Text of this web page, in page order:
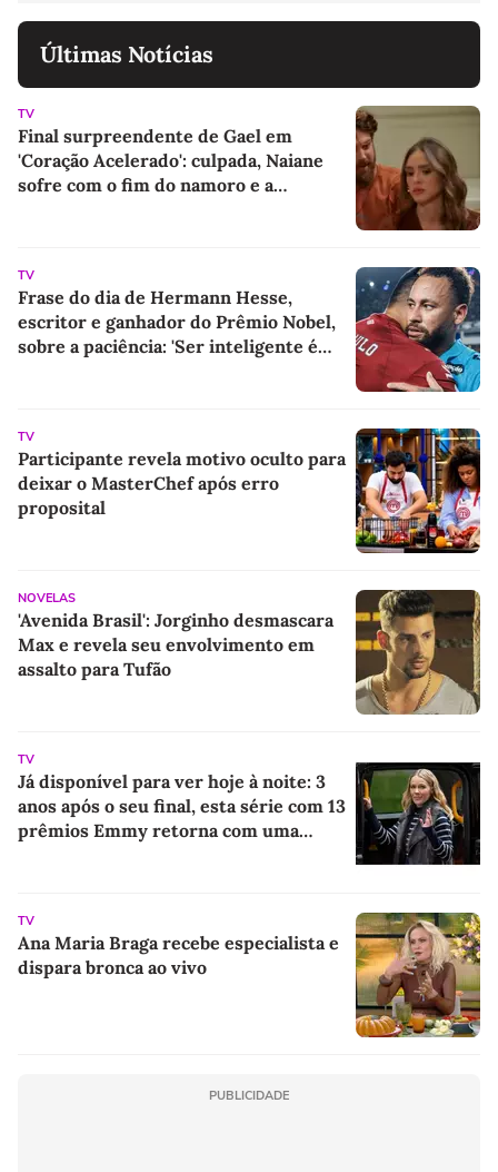
Últimas Notícias
TV
Final surpreendente de Gael em
'Coração Acelerado': culpada, Naiane
sofre com o fim do namoro e a
TV
Frase do dia de Hermann Hesse,
escritor e ganhador do Prêmio Nobel,
sobre a paciência: 'Ser inteligente é
TV
Participante revela motivo oculto para
deixar o MasterChef após erro
proposital
NOVELAS
'Avenida Brasil': Jorginho desmascara
Max e revela seu envolvimento em
assalto para Tufão
TV
Já disponível para ver hoje à noite: 3
anos após o seu final, esta série com 13
prêmios Emmy retorna com uma
TV
Ana Maria Braga recebe especialista e
dispara bronca ao vivo
PUBLICIDADE